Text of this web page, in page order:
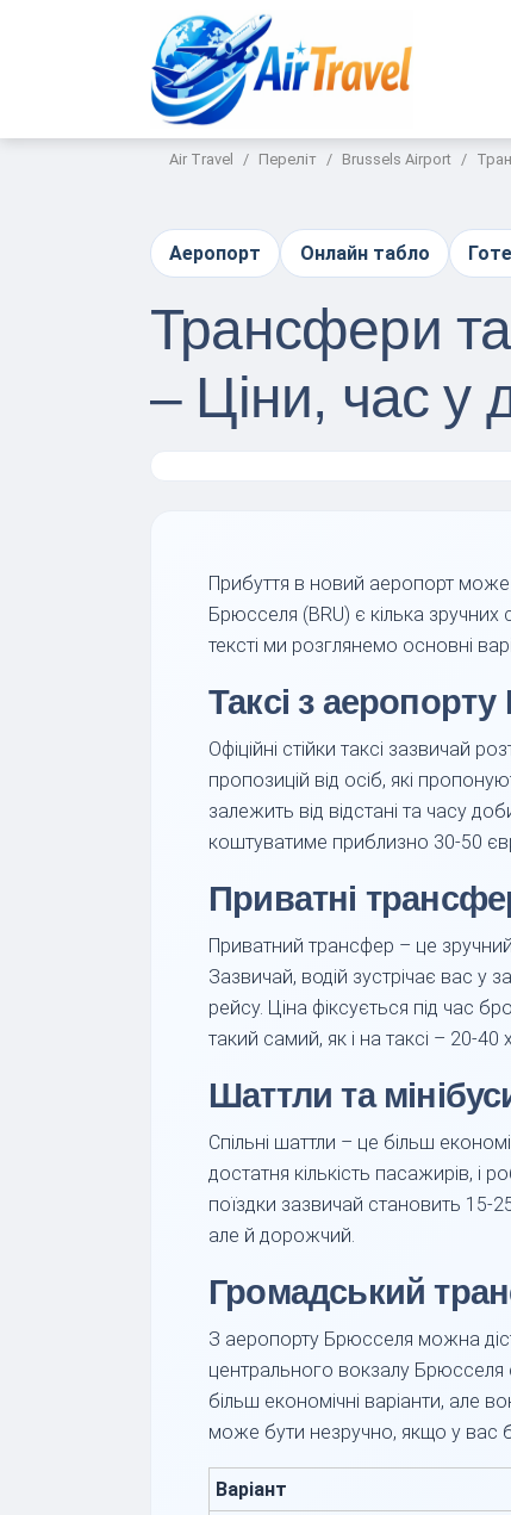
Air Travel Переліт Brussels Airport
Аеропорт Онлайн табло
Трансфери
– Ціни, час у
Прибуття в новий аеропорт може
Брюсселя (BRU) є кілька
тексті ми розглянемо основні
Таксі з
Офіційні стійки таксі зазвичай
пропозицій від осіб, які
залежить від відстані та часу
коштуватиме приблизно 30-50
Приватні
Приватний трансфер – це
Зазвичай, водій зустрічає вас у
рейсу. Ціна фіксується під час
такий самий, як і на таксі – 20-
Шаттли та
Спільні шаттли – це більш
достатня кількість пасажирів, і
поїздки зазвичай становить 15-
але й дорожчий.
Громадський
З аеропорту Брюсселя можна
центрального вокзалу Брюсселя
більш економічні варіанти, але
може бути незручно, якщо у вас
Варіант